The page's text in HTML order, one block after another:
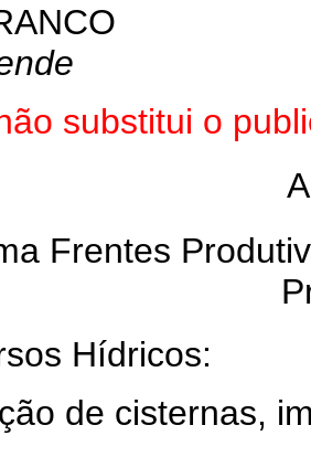
substitui o
Frentes
Hídricos:
de cisternas,